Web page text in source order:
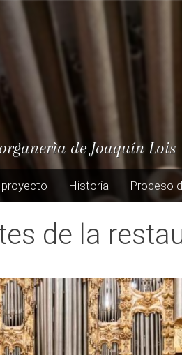
de Joaquín Lois
proyecto Historia Proceso
de la